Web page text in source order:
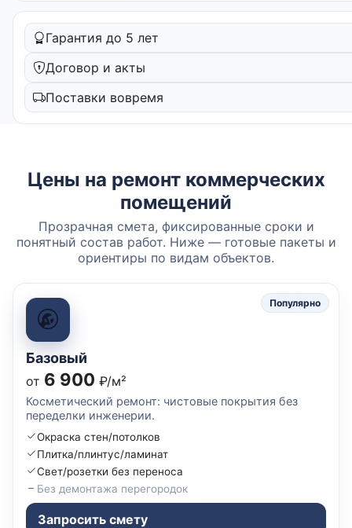
Гарантия до 5 лет
Договор и акты
Поставки вовремя
Цены на ремонт коммерческих
помещений
Прозрачная смета, фиксированные сроки и
понятный состав работ. Ниже — готовые пакеты и
ориентиры по видам объектов.
Популярно
Базовый
от 6 900 ₽/м²
Косметический ремонт: чистовые покрытия без
переделки инженерии.
Окраска стен/потолков
Плитка/плинтус/ламинат
Свет/розетки без переноса
Без демонтажа перегородок
Запросить смету